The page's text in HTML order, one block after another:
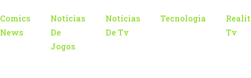
Comics
News
Notícias
De
Jogos
Notícias
De Tv
Tecnologia
Tv